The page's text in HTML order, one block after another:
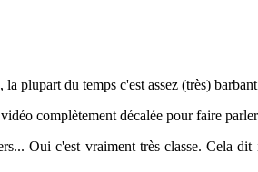
plupart du temps c'est assez (très)
complètement décalée pour faire
Oui c'est vraiment très classe. Cela